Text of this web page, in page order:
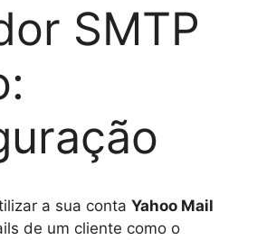
SMTP
a sua conta Yahoo Mail
de um cliente como o